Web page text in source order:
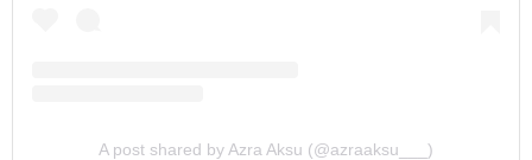
A post shared by Azra Aksu (@azraaksu___)